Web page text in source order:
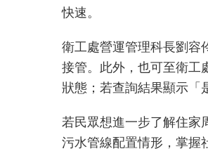
快速。
衛工處營運管理科長劉容
接管。此外，也可至衛工
狀態；若查詢結果顯示「
若民眾想進一步了解住家
污水管線配置情形，掌握